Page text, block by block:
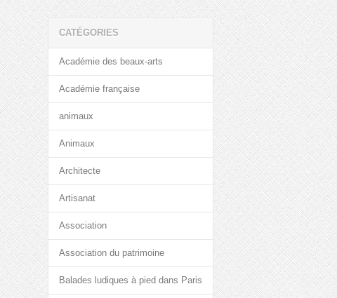
CATÉGORIES
Académie des beaux-arts
Académie française
animaux
Animaux
Architecte
Artisanat
Association
Association du patrimoine
Balades ludiques à pied dans Paris